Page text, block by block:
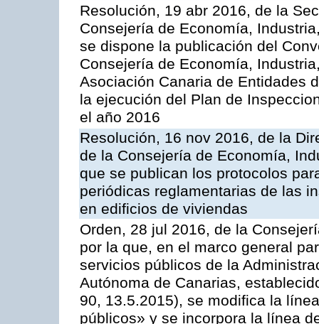
Resolución, 19 abr 2016, de la
Consejería de Economía,
se dispone la publicación del
Consejería de Economía,
Asociación Canaria de Entidades
la ejecución del Plan de
el año 2016
Resolución, 16 nov 2016, de la
de la Consejería de Economía,
que se publican los protocolos
periódicas reglamentarias de las
en edificios de viviendas
Orden, 28 jul 2016, de la
por la que, en el marco general
servicios públicos de la
Autónoma de Canarias,
90, 13.5.2015), se modifica la
públicos» y se incorpora la línea